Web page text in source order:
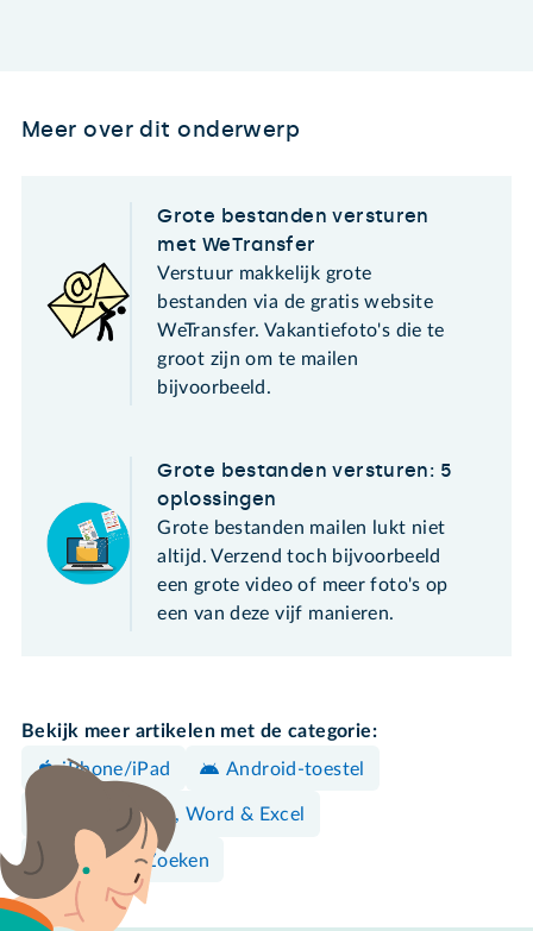
Meer over dit onderwerp
Grote bestanden versturen
met WeTransfer
Verstuur makkelijk grote
bestanden via de gratis website
WeTransfer. Vakantiefoto's die te
groot zijn om te mailen
bijvoorbeeld.
Grote bestanden versturen: 5
oplossingen
Grote bestanden mailen lukt niet
altijd. Verzend toch bijvoorbeeld
een grote video of meer foto's op
een van deze vijf manieren.
Bekijk meer artikelen met de categorie:
iPhone/iPad
Android-toestel
Documenten, Word & Excel
Surfen & Zoeken